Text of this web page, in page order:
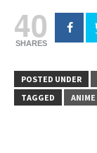
40
SHARES
POSTED UNDER
TAGGED
ANIME